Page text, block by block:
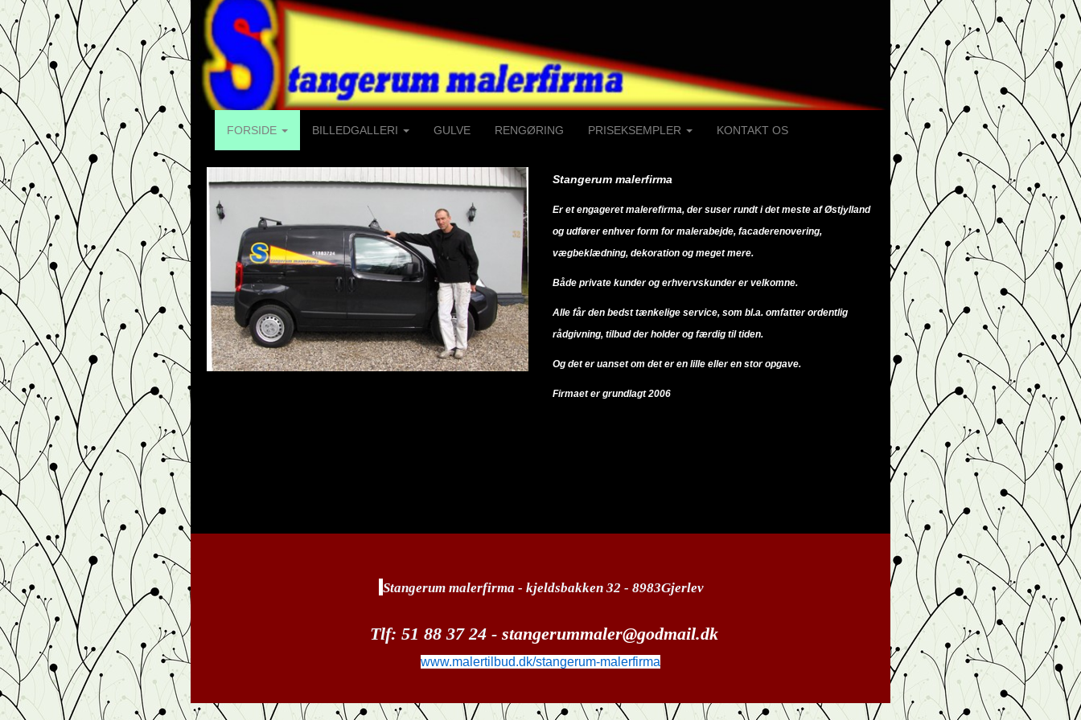
FORSIDE BILLEDGALLERI GULVE RENGØRING PRISEKSEMPLER KONTAKT OS
Stangerum malerfirma
Er et engageret malerefirma, der suser rundt i det meste af Østjylland
og udfører enhver form for malerabejde, facaderenovering,
vægbeklædning, dekoration og meget mere.
Både private kunder og erhvervskunder er velkomne.
Alle får den bedst tænkelige service, som bl.a. omfatter ordentlig
rådgivning, tilbud der holder og færdig til tiden.
Og det er uanset om det er en lille eller en stor opgave.
Firmaet er grundlagt 2006
Stangerum malerfirma - kjeldsbakken 32 - 8983Gjerlev
Tlf: 51 88 37 24 - stangerummaler@godmail.dk
www.malertilbud.dk/stangerum-malerfirma